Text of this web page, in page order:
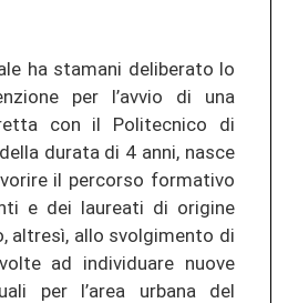
ha stamani deliberato lo
per l’avvio di una
con il Politecnico di
durata di 4 anni, nasce
il percorso formativo
e dei laureati di origine
altresì, allo svolgimento di
ad individuare nuove
per l’area urbana del